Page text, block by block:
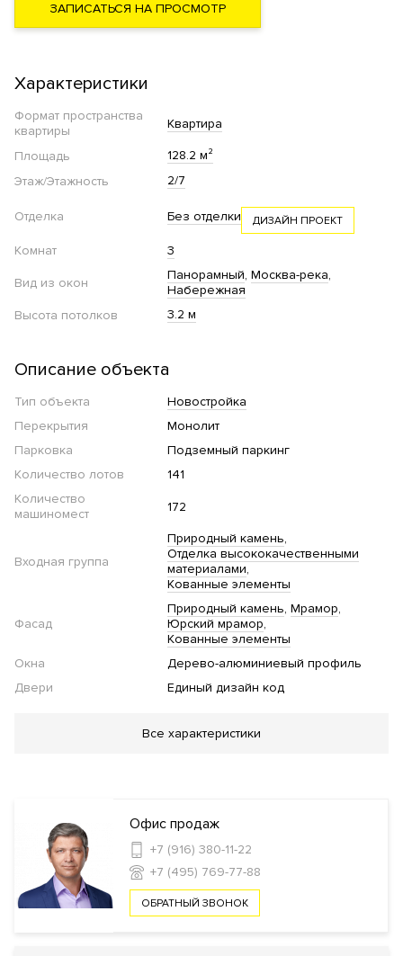
ЗАПИСАТЬСЯ НА ПРОСМОТР
Характеристики
Формат пространства
квартиры
Квартира
Площадь
128.2 м²
Этаж/Этажность
2/7
Отделка Без отделки ДИЗАЙН ПРОЕКТ
Комнат 3
Вид из окон Панорамный Москва-река
Набережная
Высота потолков
3.2 м
Описание объекта
Тип объекта
Новостройка
Перекрытия
Монолит
Парковка
Подземный паркинг
Количество лотов
141
Количество
машиномест
172
Входная группа
Природный камень
Отделка высококачественными
материалами
Кованные элементы
Фасад
Природный камень Мрамор
Юрский мрамор
Кованные элементы
Окна
Дерево-алюминиевый профиль
Двери
Единый дизайн код
Консьерж сервис
Безопасность
Все характеристики
Офис продаж
+7 (916) 380-11-22
+7 (495) 769-77-88
ОБРАТНЫЙ ЗВОНОК